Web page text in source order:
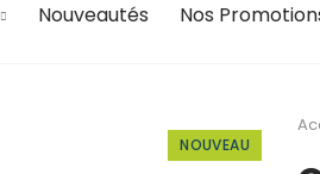
Nouveautés Nos
NOUVEAU